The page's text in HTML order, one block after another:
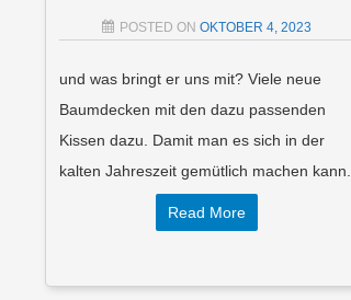
POSTED ONOKTOBER 4, 2023
und was bringt er uns mit? Viele neue
Baumdecken mit den dazu passenden
Kissen dazu. Damit man es sich in der
kalten Jahreszeit gemütlich machen kann.
Read More